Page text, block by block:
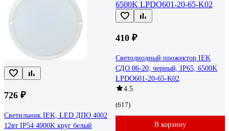
726 ₽
Светильник IEK, LED ДПО 4002
12вт IP54 4000K круг белый
410 ₽
Светодиодный прожектор IEK
СДО 06-20, черный, IP65, 6500K
LPDO601-20-65-K02
4.5
(617)
В корзину